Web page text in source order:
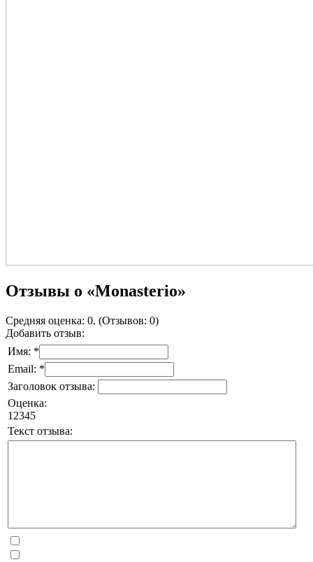
Отзывы о «Monasterio»
Средняя оценка: 0. (Отзывов: 0)
Добавить отзыв:
Имя: *
Email: *
Заголовок отзыва:
Оценка:
1 2345
Текст отзыва: